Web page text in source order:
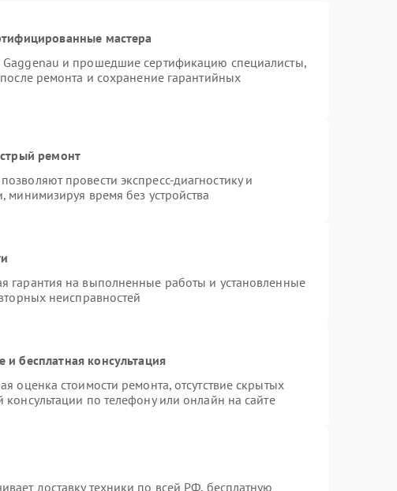
мастера
Gaggenau и прошедшие сертификацию специалисты,
ремонта и сохранение гарантийных
ремонт
провести экспресс-диагностику и
минимизируя время без устройства
гарантия на выполненные работы и установленные
неисправностей
бесплатная консультация
оценка стоимости ремонта, отсутствие скрытых
по телефону или онлайн на сайте
доставку техники по всей РФ, бесплатную